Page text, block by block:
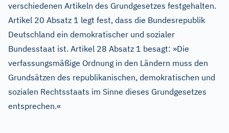
verschiedenen Artikeln des Grundgesetzes festgehalten.
Artikel 20 Absatz 1 legt fest, dass die Bundesrepublik
Deutschland ein demokratischer und sozialer
Bundesstaat ist. Artikel 28 Absatz 1 besagt: »Die
verfassungsmäßige Ordnung in den Ländern muss den
Grundsätzen des republikanischen, demokratischen und
sozialen Rechtsstaats im Sinne dieses Grundgesetzes
entsprechen.«